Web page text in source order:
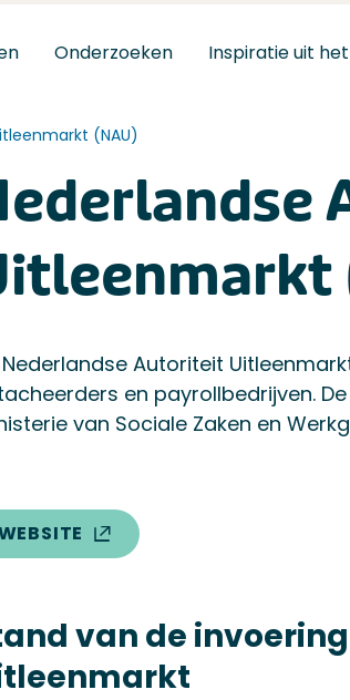
Onderzoeken Inspiratie uit
(NAU)
uitleenmarkt-nau/
Nederlandse Autoriteit
en payrollbedrijven.
van Sociale Zaken en
van de